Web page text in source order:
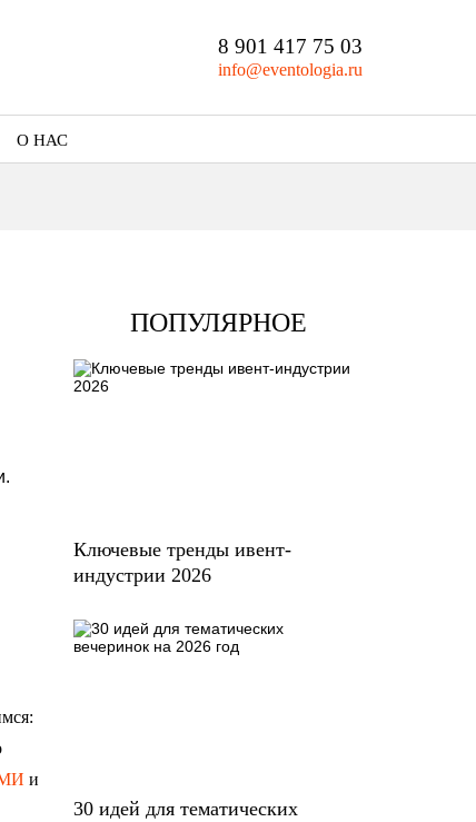
8 901 417 75 03
info@eventologia.ru
О НАС
и
ПОПУЛЯРНОЕ
Ключевые тренды ивент-
индустрии 2026
30 идей для тематических